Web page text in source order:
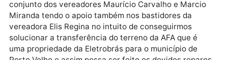
apenas lixo e criminalidade. “Nós já buscamos o
de outros prefeitos e por este terreno ser de um
grande grupo econômico nenhum quis solucionar a
questão. São moradores de seis bairros que serão